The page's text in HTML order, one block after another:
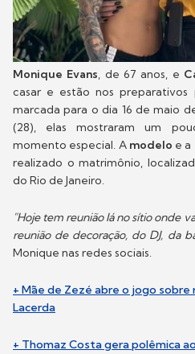
Monique Evans, de 67 anos, e
casar e estão nos
marcada para o dia 16 de maio
(28), elas mostraram um
momento especial. A modelo e a
realizado o matrimônio,
do Rio de Janeiro.
"Hoje tem reunião lá no sítio onde
reunião de decoração, do DJ, da
Monique nas redes sociais.
+ Mãe de Zezé abre o jogo sobre
Lacerda
+ Thomaz Costa gera polêmica